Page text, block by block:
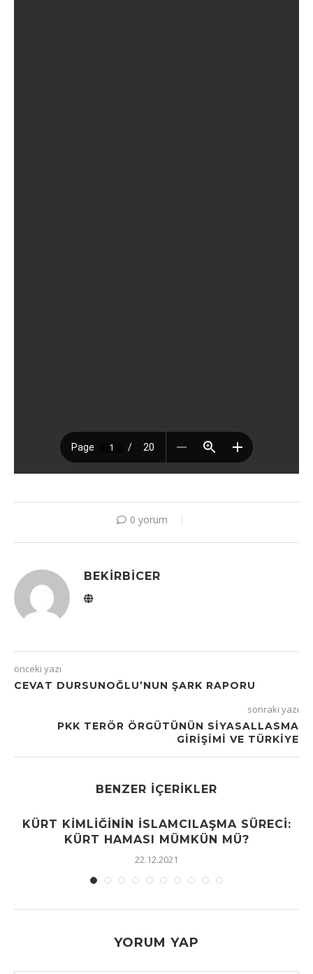
0 yorum
BEKIRBICER
önceki yazı
CEVAT DURSUNOĞLU’NUN ŞARK RAPORU
sonraki yazı
PKK TERÖR ÖRGÜTÜNÜN SİYASALLASMA
GİRİŞİMİ VE TÜRKİYE
BENZER İÇERIKLER
KÜRT KIMLIĞININ İSLAMCILAŞMA SÜRECI:
KÜRT HAMASI MÜMKÜN MÜ?
22.12.2021
YORUM YAP